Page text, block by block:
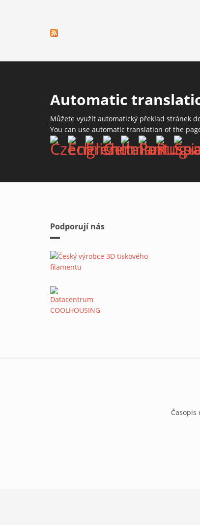
Automatic
Můžete využít automatický překlad stránek
You can use automatic translation of the
Podporují nás